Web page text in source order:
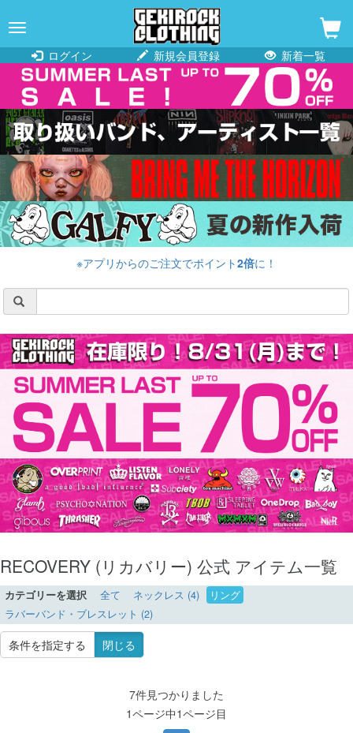
navigation
ログイン
新規会員登録 新着一覧
※アプリからのご注文でポイント2倍に！
RECOVERY (リカバリー) 公式 アイテム一覧
カテゴリーを選択 全て ネックレス (4)
リング
ラバーバンド・ブレスレット (2)
条件を指定する 閉じる
7件見つかりました
1ページ中1ページ目